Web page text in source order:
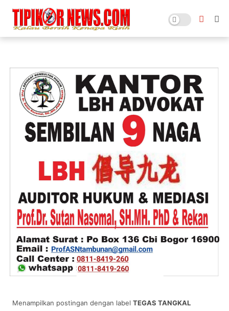
Menampilkan postingan dengan labelTEGAS TANGKAL